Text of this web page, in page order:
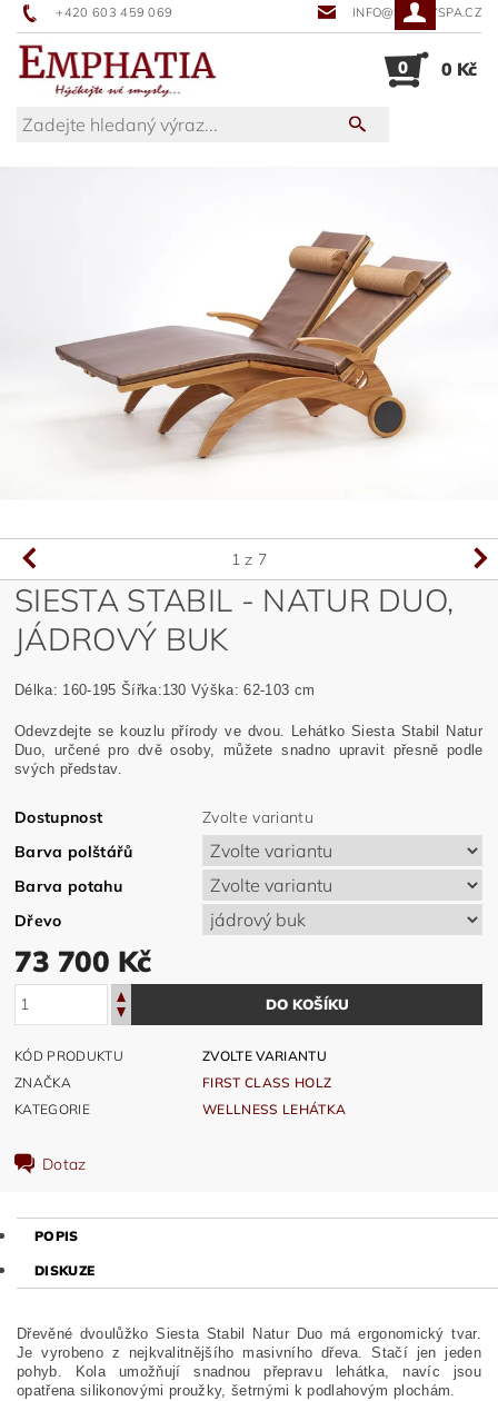
+420 603 459 069 INFO@SUNNYSPA.CZ
0 0 Kč
1 z 7
SIESTA STABIL - NATUR DUO,
JÁDROVÝ BUK
Délka: 160-195 Šířka:130 Výška: 62-103 cm
Odevzdejte se kouzlu přírody ve dvou. Lehátko Siesta Stabil Natur
Duo, určené pro dvě osoby, můžete snadno upravit přesně podle
svých představ.
Dostupnost
Zvolte variantu
Barva polštářů
Barva potahu
Dřevo
73 700 Kč
KÓD PRODUKTU
ZVOLTE VARIANTU
ZNAČKA
FIRST CLASS HOLZ
KATEGORIE
WELLNESS LEHÁTKA
Dotaz
POPIS
DISKUZE
Dřevěné dvoulůžko Siesta Stabil Natur Duo má ergonomický tvar.
Je vyrobeno z nejkvalitnějšího masivního dřeva. Stačí jen jeden
pohyb. Kola umožňují snadnou přepravu lehátka, navíc jsou
opatřena silikonovými proužky, šetrnými k podlahovým plochám.